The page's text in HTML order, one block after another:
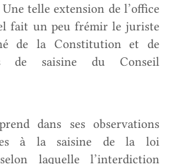
telle extension de l’office
fait un peu frémir le juriste
de la Constitution et de
de saisine du Conseil
dans ses observations
à la saisine de la loi
laquelle l’interdiction